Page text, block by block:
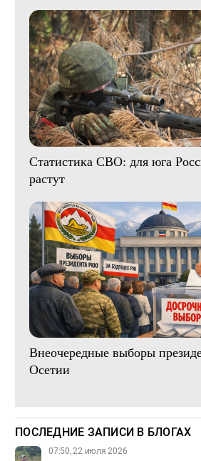
Статистика СВО: для юга
растут
Внеочередные выборы
Осетии
ПОСЛЕДНИЕ ЗАПИСИ В БЛОГАХ
07:50, 22 июля 2026